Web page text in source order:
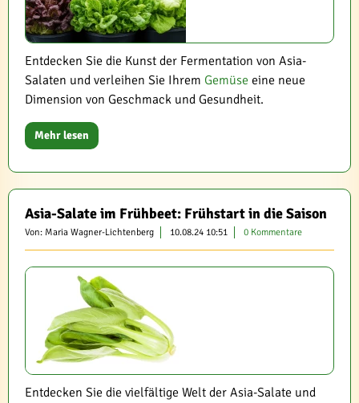
Entdecken Sie die Kunst der Fermentation von Asia-
Salaten und verleihen Sie Ihrem Gemüse eine neue
Dimension von Geschmack und Gesundheit.
Mehr lesen
Asia-Salate im Frühbeet: Frühstart in die Saison
Von: Maria Wagner-Lichtenberg 10.08.24 10:51 0 Kommentare
Entdecken Sie die vielfältige Welt der Asia-Salate und